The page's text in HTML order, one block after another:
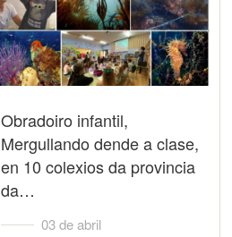
Obradoiro infantil,
Mergullando dende a clase,
en 10 colexios da provincia
da…
03 de abril